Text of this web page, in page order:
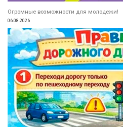
Огромные возможности для молодежи!
06.08.2026